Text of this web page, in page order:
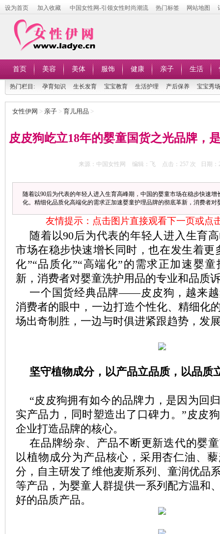
设为首页 加入收藏 中国女性网-引领女性时尚潮流 热门标签 网站地图
首页 美容 美体 服饰 健康 亲子 生活
热门栏目: 孕育知识 生长发育 宝宝教育 生活护理 产后保养 宝宝秀场
女性伊网 > 亲子 > 育儿用品 >
皮皮狗屹立18年的婴童国货之光品牌，
来源：中国女性网 编辑：飞 点击： 257 次 日期：
随着以90后为代表的年轻人进入生育高峰期，中国的婴童市场在稳步快速
化。精细化品质化高端化的需求正加速婴童护理品牌的彻底革新，消费者对
友情提示：点击图片直接观看下一页或点
随着以90后为代表的年轻人进入生育
市场在稳步快速增长同时，也在发生着更
化”“品质化”“高端化”的需求正加速婴
新，消费者对婴童洗护用品的专业和品质
一个国货经典品牌——皮皮狗，越来
消费者的眼中，一边打造个性化、精细化
场出奇制胜，一边与时俱进紧跟趋势，发
坚守植物成分，以产品立品质，以品质
“皮皮狗拥有如今的品牌力，是因为回
实产品力，同时塑造出了口碑力。”皮皮
企业打造品牌的核心。
在品牌纷杂、产品不断更新迭代的婴
以植物成分为产品核心，采用杏仁油、
分，自主研发了维他麦斯系列、童润优品
等产品，为婴童人群提供一系列配方温和
好的品质产品。